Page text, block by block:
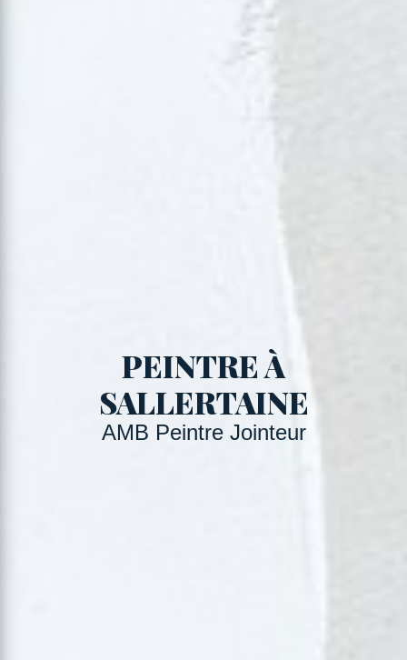
PEINTRE À
SALLERTAINE
AMB Peintre Jointeur